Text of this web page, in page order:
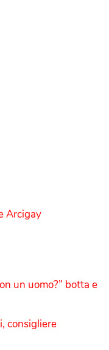
Arcigay
un uomo?” botta e
consigliere